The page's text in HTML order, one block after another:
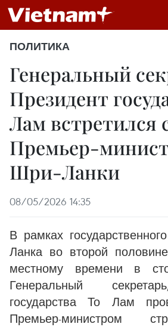
ПОЛИТИКА
Генеральный
Президент
Лам встретился
Премьер-
Шри-Ланки
08/05/2026 14:35
В рамках
Ланка во второй
местному времени в
Генеральный
государства То Лам
Премьер-министром